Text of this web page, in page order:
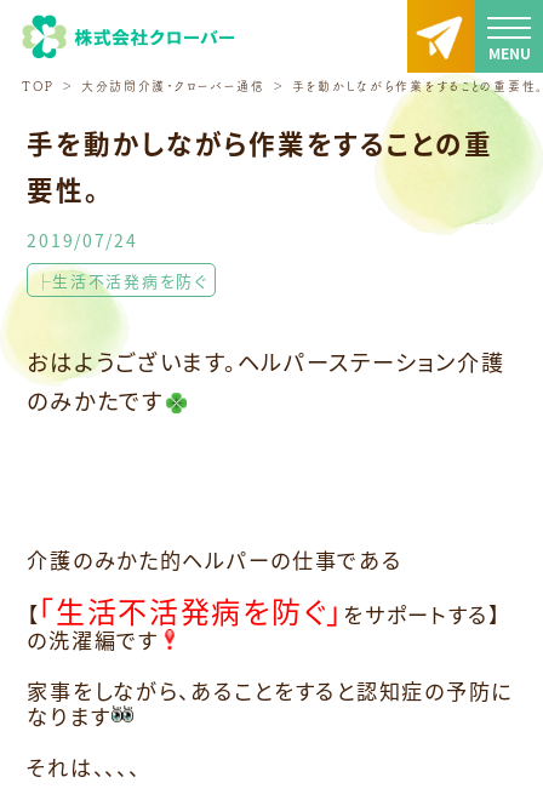
TOP 大分訪問介護・クローバー通信 手を動かしながら作業をすることの重要性
手を動かしながら作業をすることの重
要性。
2019/07/24
├生活不活発病を防ぐ
おはようございます。ヘルパーステーション介護
のみかたです
介護のみかた的ヘルパーの仕事である
【「生活不活発病を防ぐ」 をサポートする】
の洗濯編です
家事をしながら、あることをすると認知症の予防に
なります
それは、、、、